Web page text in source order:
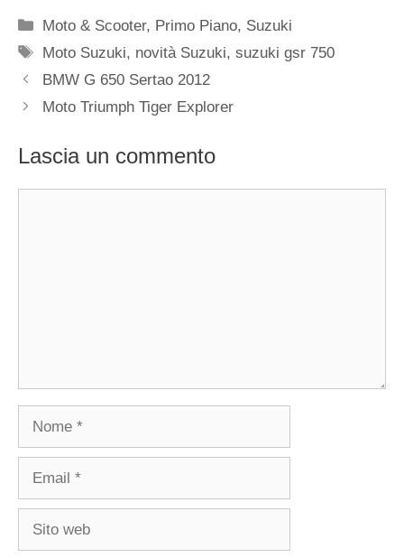
Categorie
Moto & Scooter, Primo Piano, Suzuki
Tag
Moto Suzuki, novità Suzuki,suzuki gsr 750
BMW G 650 Sertao 2012
Moto Triumph Tiger Explorer
Lascia un commento
Nome
Email
Sito